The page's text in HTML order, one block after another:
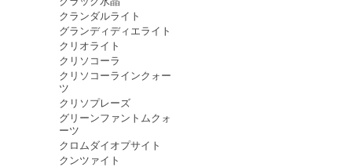
クランダルライト
グランディディエライト
クリオライト
クリソコーラ
クリソコーラインクォー
ツ
クリソプレーズ
グリーンファントムクォ
ーツ
クロムダイオプサイト
クンツァイト